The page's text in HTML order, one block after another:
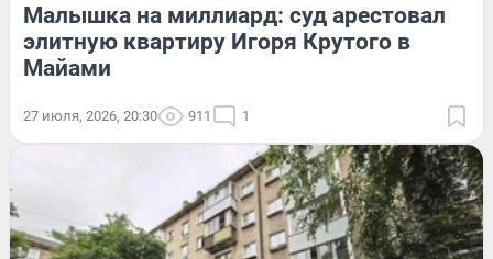
Малышка на миллиард: суд арестовал
элитную квартиру Игоря Крутого в
Майами
27 июля, 2026, 20:30 911 1